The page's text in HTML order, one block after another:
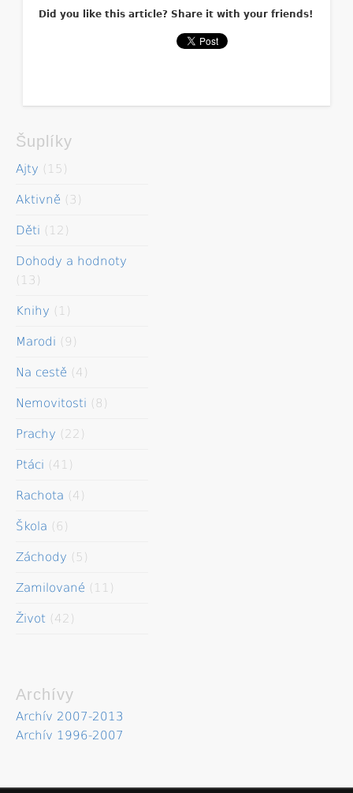
Did you like this article? Share it with your friends!
Šuplíky
Ajty (15)
Aktivně (3)
Děti (12)
Dohody a hodnoty
(13)
Knihy (1)
Marodi (9)
Na cestě (4)
Nemovitosti (8)
Prachy (22)
Ptáci (41)
Rachota (4)
Škola (6)
Záchody (5)
Zamilované (11)
Život (42)
Archívy
Archív 2007-2013
Archív 1996-2007